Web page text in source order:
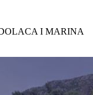
I MARINA